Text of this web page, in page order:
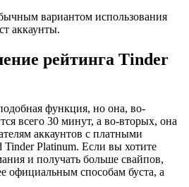
вариантом использования
аккаунты.
рейтинга Tinder
функция, но она, во-
всего 30 минут, а во-вторых, она
аккаунтов с платными
Platinum. Если вы хотите
и получать больше свайпов,
официальным способам буста, а